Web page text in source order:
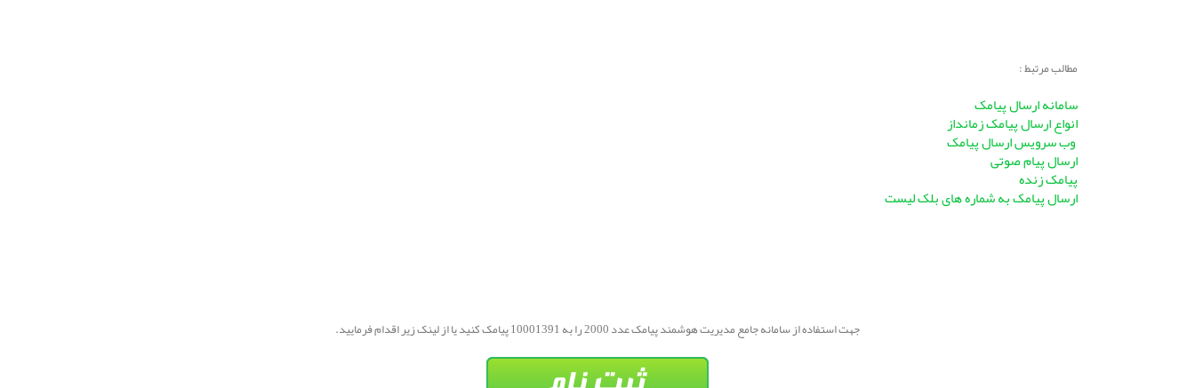
مطالب مرتبط :
سامانه ارسال پیامک
انواع ارسال پیامک زمانداز
وب سرویس ارسال پیامک
ارسال پیام صوتی
پیامک زنده
ارسال پیامک به شماره های بلک لیست
جهت استفاده از سامانه جامع مدیریت هوشمند پیامک عدد 2000 را به 10001391 پیامک کنید یا از لینک زیر اقدام فرمایید.